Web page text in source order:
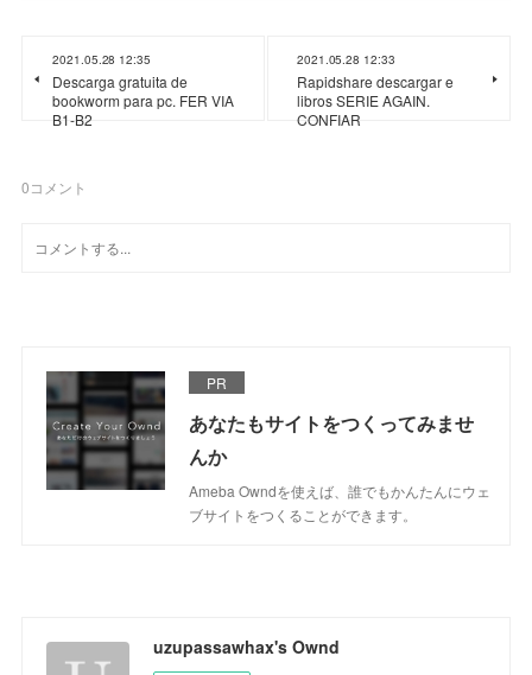
2021.05.28 12:35
Descarga gratuita de
bookworm para pc. FER VIA
B1-B2
2021.05.28 12:33
Rapidshare descargar e
libros SERIE AGAIN.
CONFIAR
0コメント
PR
あなたもサイトをつくってみませ
んか
Ameba Owndを使えば、誰でもかんたんにウェ
ブサイトをつくることができます。
uzupassawhax's Ownd